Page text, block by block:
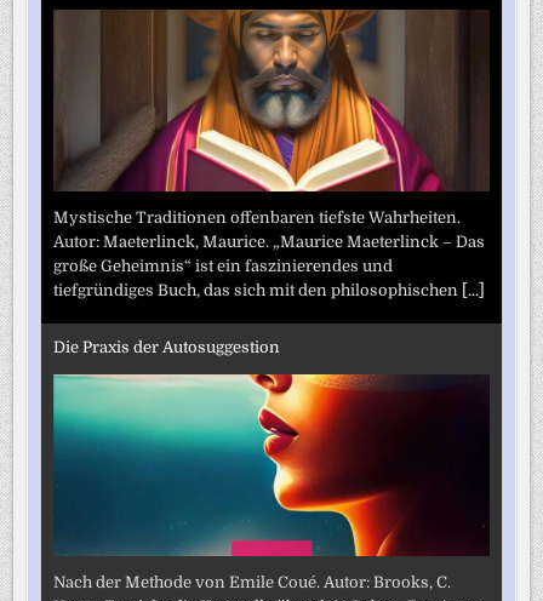
Mystische Traditionen offenbaren tiefste Wahrheiten.
Autor: Maeterlinck, Maurice. „Maurice Maeterlinck – Das
große Geheimnis“ ist ein faszinierendes und
tiefgründiges Buch, das sich mit den philosophischen [...]
Die Praxis der Autosuggestion
Nach der Methode von Emile Coué. Autor: Brooks, C.